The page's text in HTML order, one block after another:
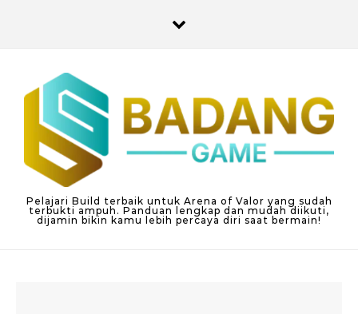
Pelajari Build terbaik untuk Arena of Valor yang sudah
terbukti ampuh. Panduan lengkap dan mudah diikuti,
dijamin bikin kamu lebih percaya diri saat bermain!